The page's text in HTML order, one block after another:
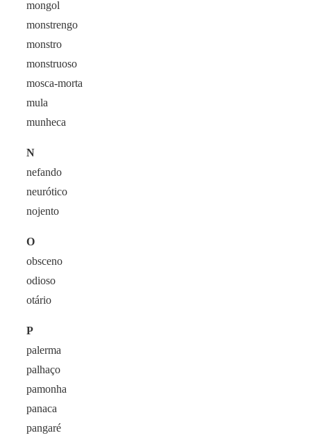
mongol
monstrengo
monstro
monstruoso
mosca-morta
mula
munheca
N
nefando
neurótico
nojento
O
obsceno
odioso
otário
P
palerma
palhaço
pamonha
panaca
pangaré